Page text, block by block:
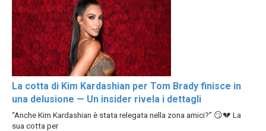
La cotta di Kim Kardashian per Tom Brady finisce in
una delusione — Un insider rivela i dettagli
“Anche Kim Kardashian è stata relegata nella zona amici?” 😏💔 La
sua cotta per